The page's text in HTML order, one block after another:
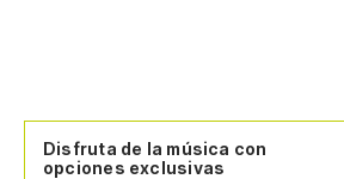
Disfruta de la música con
opciones exclusivas